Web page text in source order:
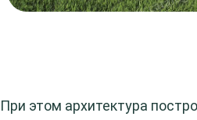
При этом архитектура